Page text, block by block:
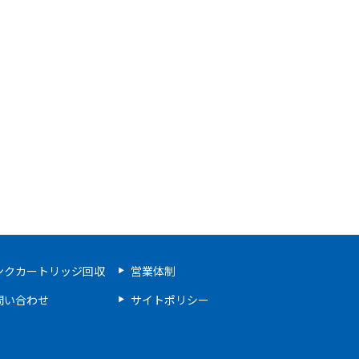
クカートリッジ回収
営業体制
い合わせ
サイトポリシー